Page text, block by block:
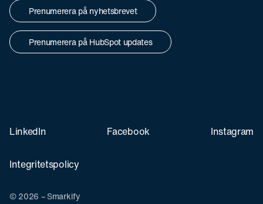
Prenumerera på nyhetsbrevet
Prenumerera på HubSpot updates
LinkedIn Facebook Instagram
Integritetspolicy
© 2026 – Smarkify